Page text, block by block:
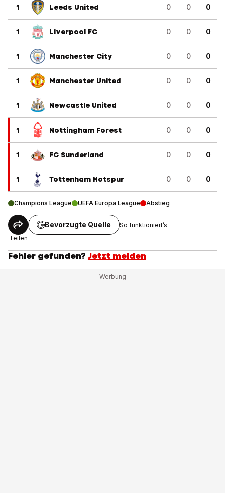
1 Leeds United 0 0 0
1 Liverpool FC 0 0 0
1 Manchester City 0 0 0
1 Manchester United 0 0 0
1 Newcastle United 0 0 0
1 Nottingham Forest 0 0 0
1 FC Sunderland 0 0 0
1 Tottenham Hotspur 0 0 0
Champions League UEFA Europa League Abstieg
Teilen
Bevorzugte Quelle So funktioniert’s
Fehler gefunden? Jetzt melden